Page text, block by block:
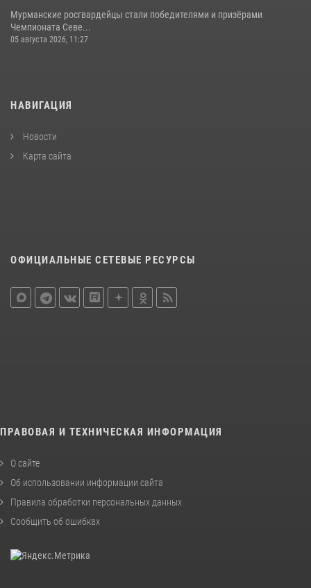
Мурманские росгвардейцы стали победителями и призёрами
Чемпионата Севе...
05 августа 2026, 11:27
НАВИГАЦИЯ
Новости
Карта сайта
ОФИЦИАЛЬНЫЕ СЕТЕВЫЕ РЕСУРСЫ
ПРАВОВАЯ И ТЕХНИЧЕСКАЯ ИНФОРМАЦИЯ
О сайте
Об использовании информации сайта
Правила обработки персональных данных
Сообщить об ошибках